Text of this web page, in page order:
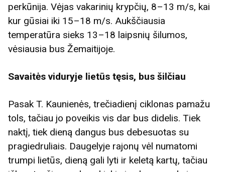
perkūnija. Vėjas vakarinių krypčių, 8–13 m/s, kai
kur gūsiai iki 15–18 m/s. Aukščiausia
temperatūra sieks 13–18 laipsnių šilumos,
vėsiausia bus Žemaitijoje.
Savaitės viduryje lietūs tęsis, bus šilčiau
Pasak T. Kaunienės, trečiadienį ciklonas pamažu
tols, tačiau jo poveikis vis dar bus didelis. Tiek
naktį, tiek dieną dangus bus debesuotas su
pragiedruliais. Daugelyje rajonų vėl numatomi
trumpi lietūs, dieną gali lyti ir keletą kartų, tačiau